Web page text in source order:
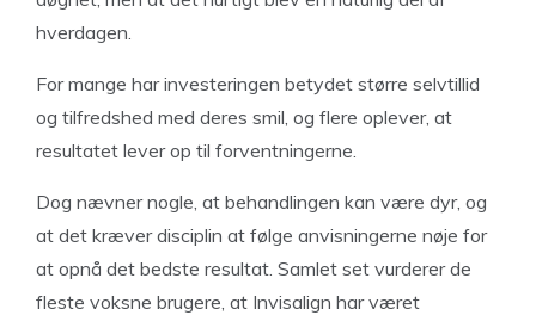
hverdagen.
For mange har investeringen betydet større selvtillid
og tilfredshed med deres smil, og flere oplever, at
resultatet lever op til forventningerne.
Dog nævner nogle, at behandlingen kan være dyr, og
at det kræver disciplin at følge anvisningerne nøje for
at opnå det bedste resultat. Samlet set vurderer de
fleste voksne brugere, at Invisalign har været